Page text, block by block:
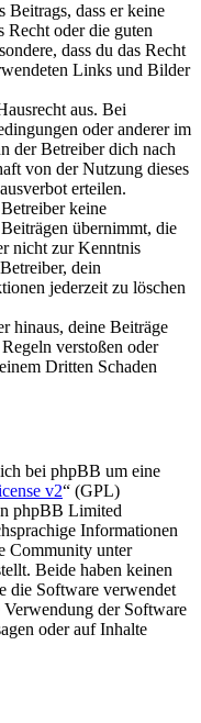
Beitrags, dass er keine
Recht oder die guten
dass du das Recht
Links und Bilder
aus. Bei
oder anderer im
der Betreiber dich nach
von der Nutzung dieses
erteilen.
keine
übernimmt, die
nicht zur Kenntnis
dein
jederzeit zu löschen
hinaus, deine Beiträge
verstoßen oder
Dritten Schaden
bei phpBB um eine
v2“ (GPL)
phpBB Limited
Informationen
Community unter
Beide haben keinen
die Software verwendet
der Software
oder auf Inhalte